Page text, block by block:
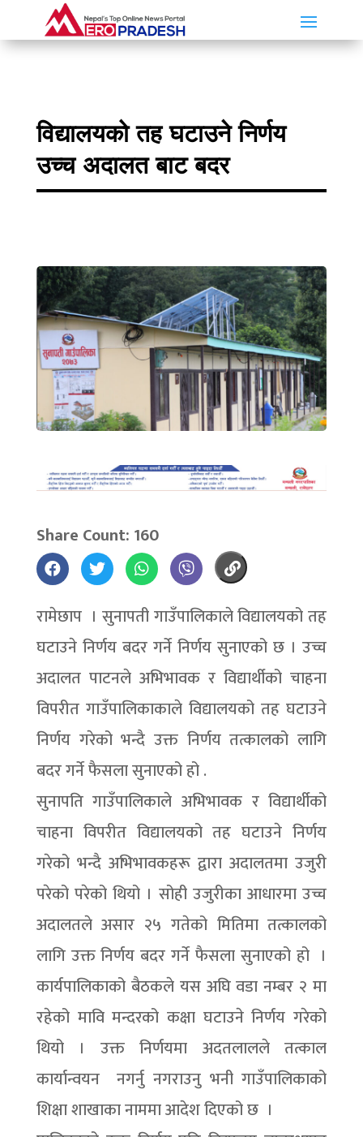
विद्यालयको तह घटाउने निर्णय
उच्च अदालत बाट बदर
Share Count: 160
रामेछाप । सुनापती गाउँपालिकाले विद्यालयको तह
घटाउने निर्णय बदर गर्ने निर्णय सुनाएको छ । उच्च
अदालत पाटनले अभिभावक र विद्यार्थीको चाहना
विपरीत गाउँपालिकाकाले विद्यालयको तह घटाउने
निर्णय गरेको भन्दै उक्त निर्णय तत्कालको लागि
बदर गर्ने फैसला सुनाएको हो .
सुनापति गाउँपालिकाले अभिभावक र विद्यार्थीको
चाहना विपरीत विद्यालयको तह घटाउने निर्णय
गरेको भन्दै अभिभावकहरू द्वारा अदालतमा उजुरी
परेको परेको थियो । सोही उजुरीका आधारमा उच्च
अदालतले असार २५ गतेको मितिमा तत्कालको
लागि उक्त निर्णय बदर गर्ने फैसला सुनाएको हो ।
कार्यपालिकाको बैठकले यस अघि वडा नम्बर २ मा
रहेको मावि मन्दरको कक्षा घटाउने निर्णय गरेको
थियो । उक्त निर्णयमा अदतलालले तत्काल
कार्यान्वयन नगर्नु नगराउनु भनी गाउँपालिकाको
शिक्षा शाखाका नाममा आदेश दिएको छ ।